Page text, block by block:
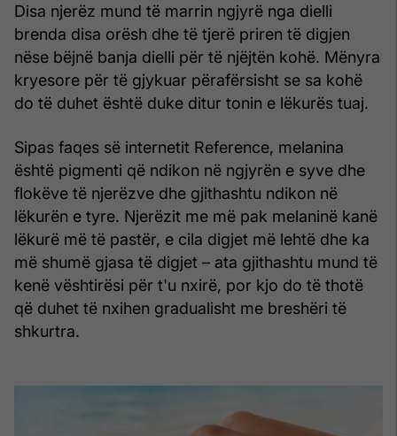
Disa njerëz mund të marrin ngjyrë nga dielli
brenda disa orësh dhe të tjerë priren të digjen
nëse bëjnë banja dielli për të njëjtën kohë. Mënyra
kryesore për të gjykuar përafërsisht se sa kohë
do të duhet është duke ditur tonin e lëkurës tuaj.
Sipas faqes së internetit Reference, melanina
është pigmenti që ndikon në ngjyrën e syve dhe
flokëve të njerëzve dhe gjithashtu ndikon në
lëkurën e tyre. Njerëzit me më pak melaninë kanë
lëkurë më të pastër, e cila digjet më lehtë dhe ka
më shumë gjasa të digjet – ata gjithashtu mund të
kenë vështirësi për t'u nxirë, por kjo do të thotë
që duhet të nxihen gradualisht me breshëri të
shkurtra.